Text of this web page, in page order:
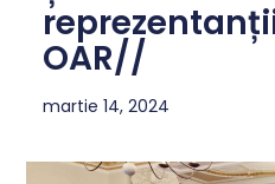
OAR//
martie 14, 2024